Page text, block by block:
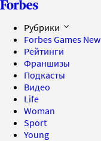
Рубрики
Forbes Games New
Рейтинги
Франшизы
Подкасты
Видео
Life
Woman
Sport
Young